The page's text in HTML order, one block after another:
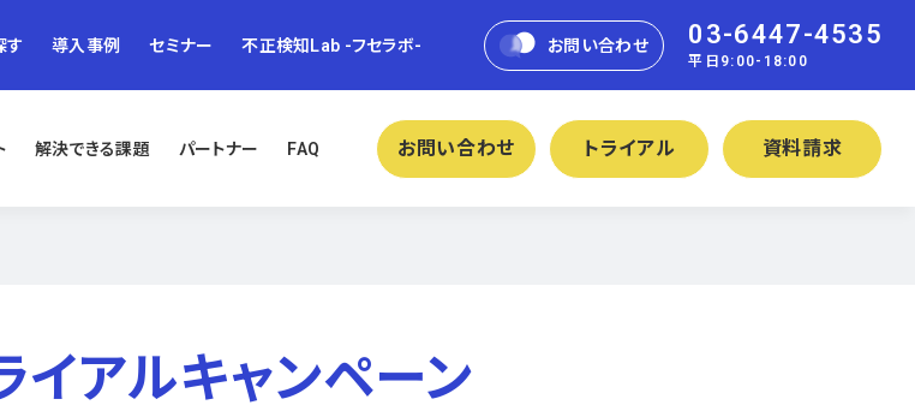
す 導入事例 セミナー 不正検知Lab -フセラボ- お問い合わせ 03-6447-4535
平日9:00-18:00
解決できる課題 パートナー FAQ お問い合わせ トライアル 資料請求
イアルキャンペーン